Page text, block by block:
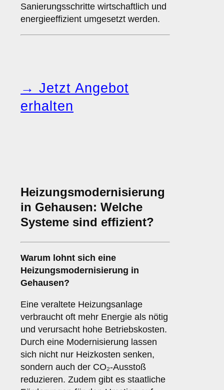
Sanierungsschritte wirtschaftlich und
energieeffizient umgesetzt werden.
→ Jetzt Angebot
erhalten
Heizungsmodernisierung
in Gehausen: Welche
Systeme sind effizient?
Warum lohnt sich eine
Heizungsmodernisierung in
Gehausen?
Eine veraltete Heizungsanlage
verbraucht oft mehr Energie als nötig
und verursacht hohe Betriebskosten.
Durch eine Modernisierung lassen
sich nicht nur Heizkosten senken,
sondern auch der CO₂-Ausstoß
reduzieren. Zudem gibt es staatliche